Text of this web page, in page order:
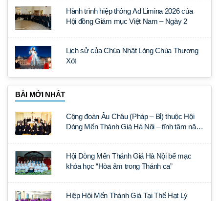
Hành trình hiệp thông Ad Limina 2026 của
Hội đồng Giám mục Việt Nam – Ngày 2
Lịch sử của Chúa Nhật Lòng Chúa Thương
Xót
BÀI MỚI NHẤT
Cộng đoàn Âu Châu (Pháp – Bỉ) thuộc Hội
Dòng Mến Thánh Giá Hà Nội – tĩnh tâm năm
Hội Dòng Mến Thánh Giá Hà Nội bế mạc
khóa học “Hòa âm trong Thánh ca”
Hiệp Hội Mến Thánh Giá Tại Thế Hạt Lý